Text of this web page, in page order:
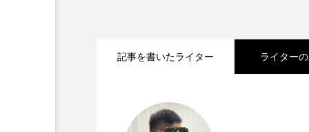
記事を書いたライター ライター
2026.07.29